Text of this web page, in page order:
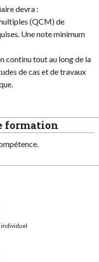
devra :
(QCM) de
Une note minimum
continu tout au long de la
de cas et de travaux
formation
individuel